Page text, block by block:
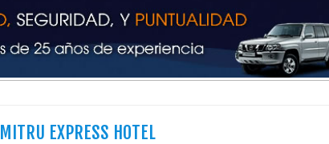
MITRU EXPRESS HOTEL